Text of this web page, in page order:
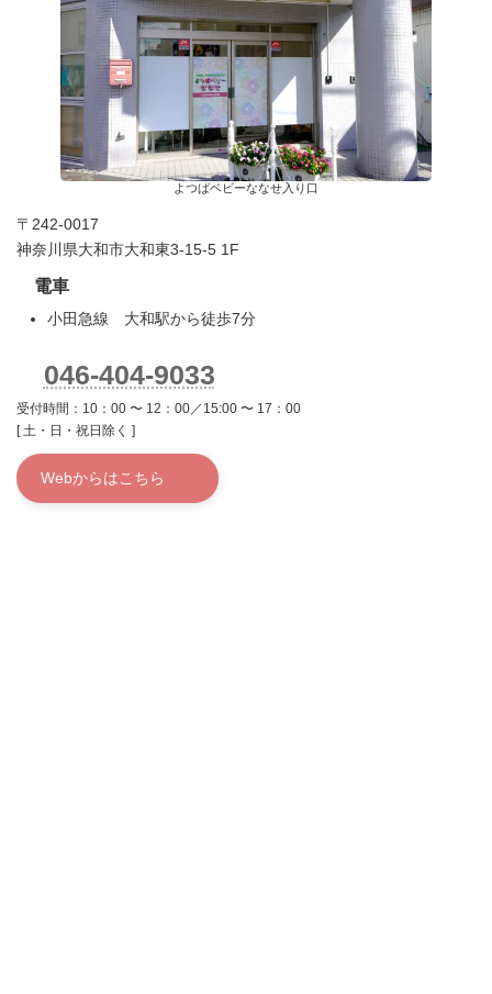
よつばベビーななせ入り口
〒242-0017
神奈川県大和市大和東3-15-5 1F
電車
小田急線 大和駅から徒歩7分
046-404-9033
受付時間：10：00 〜 12：00／15:00 〜 17：00
[ 土・日・祝日除く ]
Webからはこちら